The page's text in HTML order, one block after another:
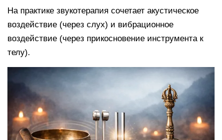
На практике звукотерапия сочетает акустическое
воздействие (через слух) и вибрационное
воздействие (через прикосновение инструмента к
телу).